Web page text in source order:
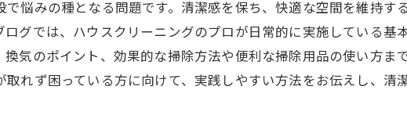
で悩みの種となる問題です。清潔感を保ち、快適な空間を維持
グでは、ハウスクリーニングのプロが日常的に実施している基
気のポイント、効果的な掃除方法や便利な掃除用品の使い方ま
れず困っている方に向けて、実践しやすい方法をお伝えし、清